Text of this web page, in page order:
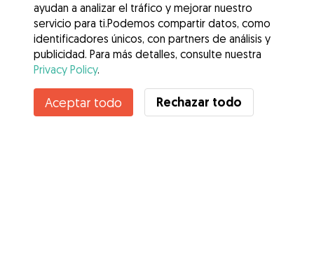
Contacta con Maria del Carmen
¿Conoces los Beneficios de Gudog? Ver más
ayudan a analizar el tráfico y mejorar nuestro
servicio para ti.Podemos compartir datos, como
identificadores únicos, con partners de análisis y
publicidad. Para más detalles, consulte nuestra
Privacy Policy.
Aceptar todo Rechazar todo